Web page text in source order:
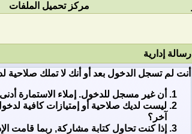
مركز تحميل الملفات
رسالة إدارية
أنت لم تسجل الدخول بعد أو أنك لا تملك صلاحية
أن غير مسجل للدخول. إملاء الاستمارة
ليست لديك صلاحية أو إمتيازات كافية
آخر؟
إذا كنت تحاول كتابة مشاركة, ربما قامت